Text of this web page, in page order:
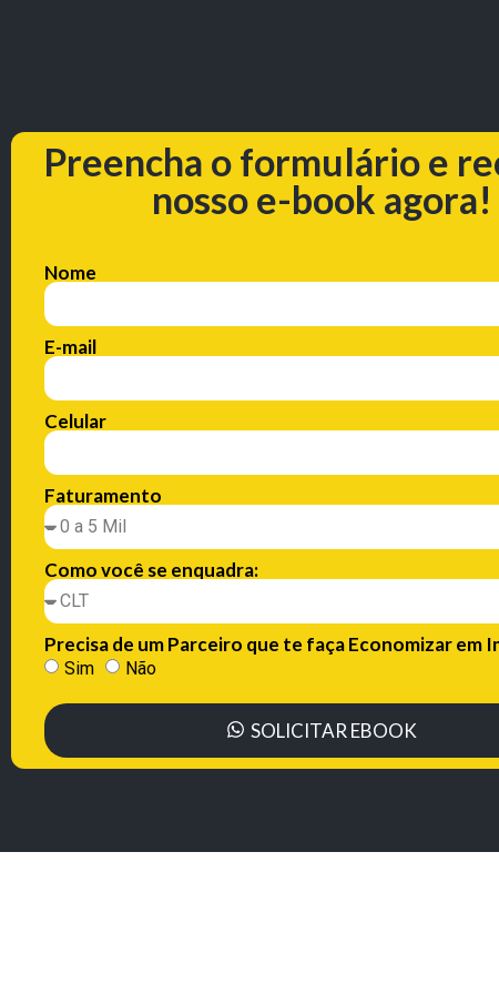
Preencha o formulário e
nosso e-book agora!
Nome
E-mail
Celular
Faturamento
Como você se enquadra:
Precisa de um Parceiro que te faça Economizar em
Sim Não
SOLICITAR EBOOK